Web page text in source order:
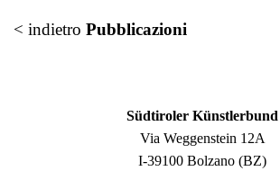
< indietro Pubblicazioni
Südtiroler Künstlerbund
Via Weggenstein 12A
I-39100 Bolzano (BZ)